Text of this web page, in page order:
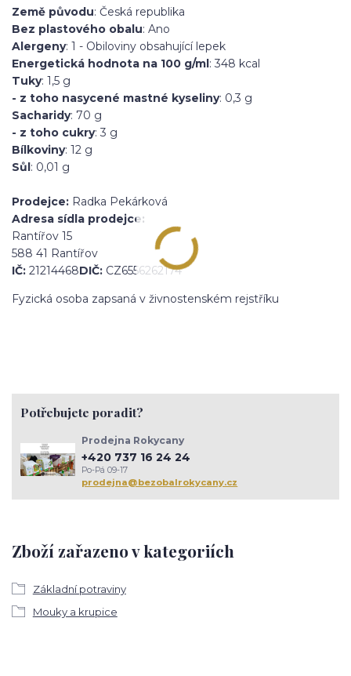
Země původu: Česká republika
Bez plastového obalu: Ano
Alergeny: 1 - Obiloviny obsahující lepek
Energetická hodnota na 100 g/ml : 348 kcal
Tuky: 1,5 g
- z toho nasycené mastné kyseliny: 0,3 g
Sacharidy: 70 g
- z toho cukry: 3 g
Bílkoviny: 12 g
Sůl : 0,01 g
Prodejce: Radka Pekárková
Adresa sídla prodejce:
Rantířov 15
588 41 Rantířov
IČ: 21214468DIČ: CZ6556262174
Fyzická osoba zapsaná v živnostenském rejstříku
Zboží zařazeno v kategoriích
Základní potraviny
Mouky a krupice
Potřebujete poradit?
Prodejna Rokycany
+420 737 16 24 24
Po-Pá 09-17
prodejna@bezobalrokycany.cz